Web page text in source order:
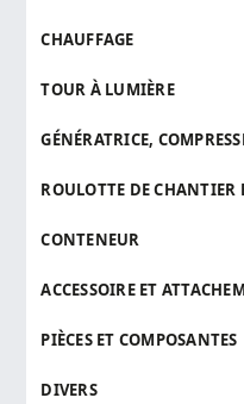
CHAUFFAGE
TOUR À LUMIÈRE
GÉNÉRATRICE,
ROULOTTE DE
CONTENEUR
ACCESSOIRE ET
PIÈCES ET COMPOSANTES
DIVERS